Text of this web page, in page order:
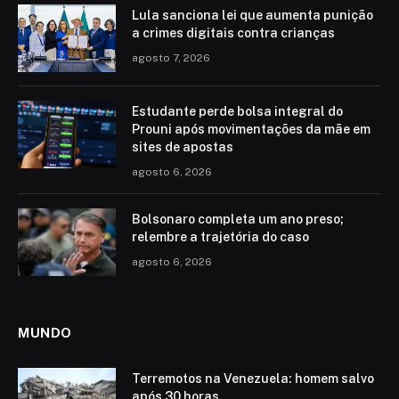
Lula sanciona lei que aumenta punição
a crimes digitais contra crianças
agosto 7, 2026
Estudante perde bolsa integral do
Prouni após movimentações da mãe em
sites de apostas
agosto 6, 2026
Bolsonaro completa um ano preso;
relembre a trajetória do caso
agosto 6, 2026
MUNDO
Terremotos na Venezuela: homem salvo